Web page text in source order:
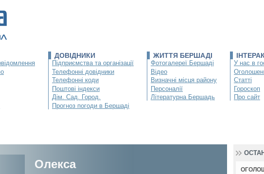
ДОВІДНИКИ
Підприємства та організації
Телефонні довідники
Телефонні коди
Поштові індекси
Дім. Сад. Город.
Прогноз погоди в Бершаді
ЖИТТЯ БЕРШАДІ
Фотогалереї Бершаді
Відео
Визначні місця району
Персоналії
Літературна Бершадь
У нас в
Статті
Гороскоп
Про сайт
Олекса